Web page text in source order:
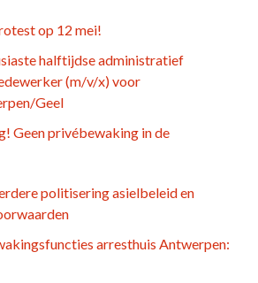
op 12 mei!
halftijdse administratief
(m/v/x) voor
Geel
Geen privébewaking in de
politisering asielbeleid en
arresthuis Antwerpen: